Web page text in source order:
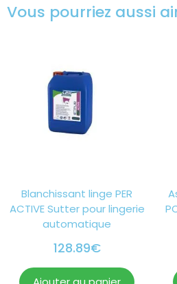
Vous pourriez aussi
Blanchissant linge PER
ACTIVE Sutter pour lingerie
automatique
128.89€